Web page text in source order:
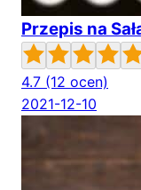
Przepis na
4.7 (12 ocen)
2021-12-10